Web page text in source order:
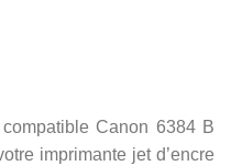
Canon 6384 B
imprimante jet d’encre